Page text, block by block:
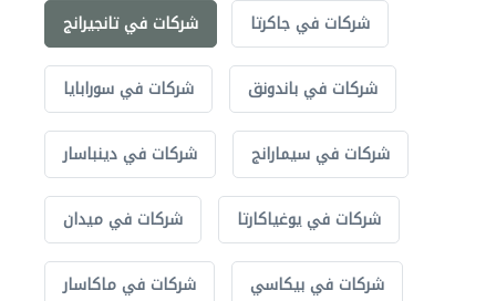
شركات في تانجيرانج شركات في جاكرتا
شركات في سورابايا شركات في باندونق
شركات في دينباسار شركات في سيمارانج
شركات في ميدان شركات في يوغياكارتا
شركات في ماكاسار شركات في بيكاسي